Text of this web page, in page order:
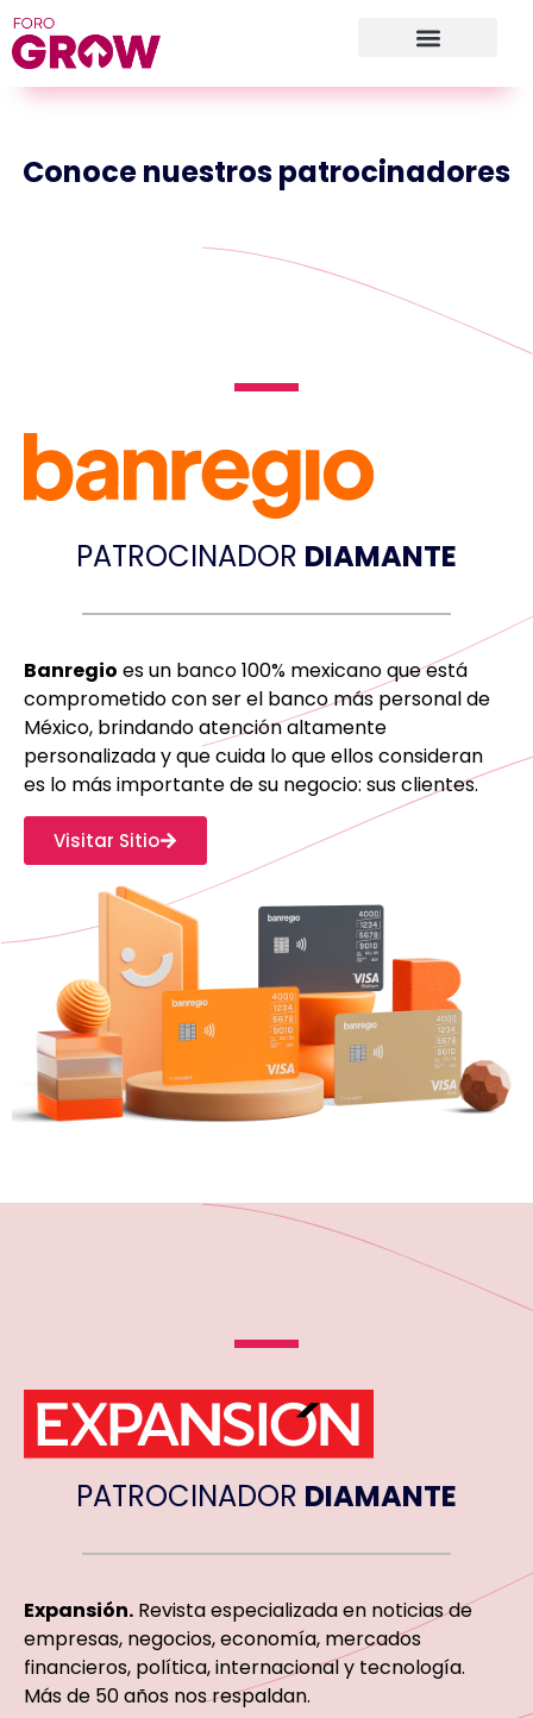
Conoce nuestros patrocinadores
PATROCINADOR DIAMANTE
Banregio es un banco 100% mexicano que está
comprometido con ser el banco más personal de
México, brindando atención altamente
personalizada y que cuida lo que ellos consideran
es lo más importante de su negocio: sus clientes.
Visitar Sitio
PATROCINADOR DIAMANTE
Expansión. Revista especializada en noticias de
empresas, negocios, economía, mercados
financieros, política, internacional y tecnología.
Más de 50 años nos respaldan.